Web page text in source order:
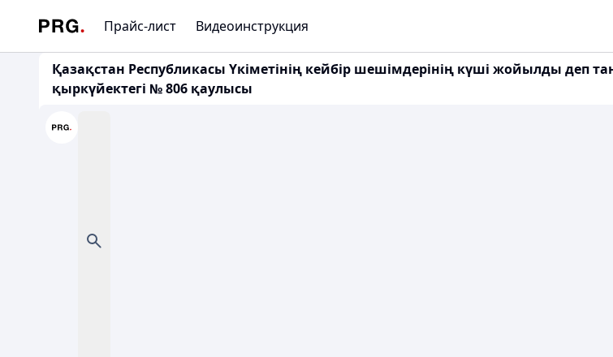
Прайс-лист Видеоинструкция
Қазақстан Республикасы Үкіметінің кейбір шешімдерінің күші жойылды деп
қыркүйектегі № 806 қаулысы